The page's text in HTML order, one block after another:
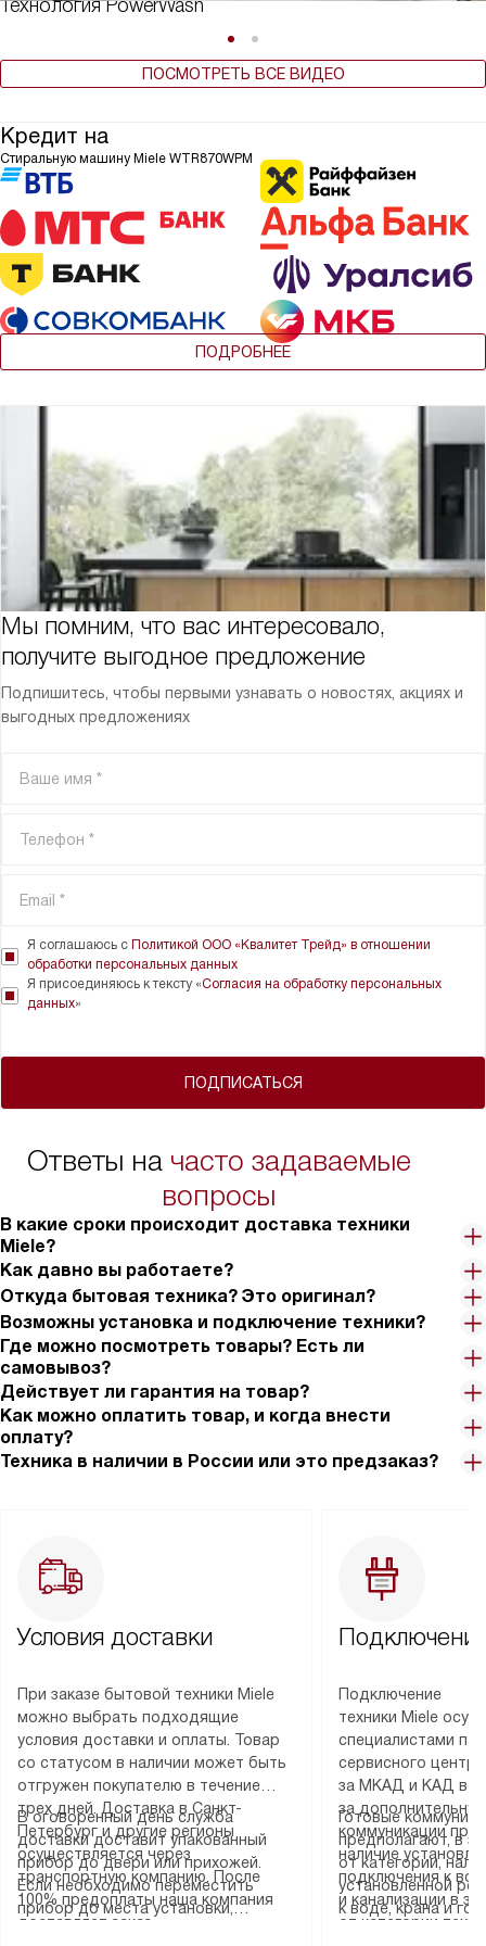
Технология PowerWash
ПОСМОТРЕТЬ ВСЕ ВИДЕО
Кредит на
Стиральную машину Miele WTR870WPM
ПОДРОБНЕЕ
Мы помним, что вас интересовало,
получите выгодное предложение
Подпишитесь, чтобы первыми узнавать о новостях, акциях и
выгодных предложениях
ПОДПИСАТЬСЯ
Я соглашаюсь с Политикой ООО «Квалитет Трейд» в отношении
обработки персональных данных
Я присоединяюсь к тексту «Согласия на обработку персональных
данных»
Ответы на часто задаваемые
вопросы
В какие сроки происходит доставка техники
Miele?
Как давно вы работаете?
Откуда бытовая техника? Это оригинал?
Возможны установка и подключение техники?
Где можно посмотреть товары? Есть ли
самовывоз?
Действует ли гарантия на товар?
Как можно оплатить товар, и когда внести
оплату?
Техника в наличии в России или это предзаказ?
Условия доставки
При заказе бытовой техники Miele
можно выбрать подходящие
условия доставки и оплаты. Товар
со статусом в наличии может быть
отгружен покупателю в течение
трех дней. Доставка в Санкт-
Петербург и другие регионы
осуществляется через
транспортную компанию. После
100% предоплаты наша компания
доставляет заказ
В оговоренный день служба
доставки доставит упакованный
прибор до двери или прихожей.
Если необходимо переместить
прибор до места установки,
Подключение
техники Miele
специалистами
сервисного
за МКАД и КАД
за
коммуникации
наличие
подключения к
и канализации в
от категории
Готовые
предполагают, в
от категории,
установленной
к воде, крана и